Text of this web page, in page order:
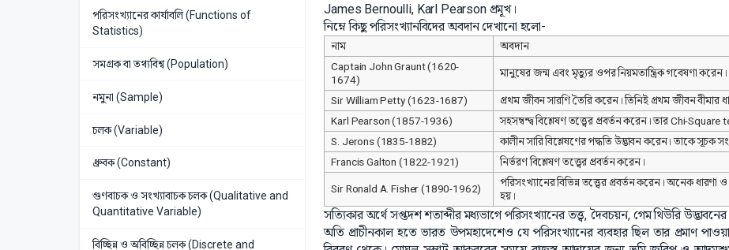
পরিসংখ্যানের কার্যাবলি (Functions of
Statistics)
সমগ্রক বা তথ্যবিশ্ব (Population)
নমুনা (Sample)
চলক (Variable)
ধ্রুবক (Constant)
গুণবাচক ও সংখ্যাবাচক চলক (Qualitative and
Quantitative Variable)
বিচ্ছিন্ন ও অবিচ্ছিন্ন চলক (Discrete and
James Bernoulli, Karl Pearson প্রমূখ।
নিম্নে কিছু পরিসংখ্যানবিদের অবদান দেখানো হলো-
নাম
অবদান
Captain John Graunt (1620-
1674)
মানুষের জন্ম এবং মৃত্যুর ওপর নিয়মতান্ত্রিক গবেষণা
Sir William Petty (1623-1687)
প্রথম জীবন সারণি তৈরি করেন। তিনিই প্রথম জীবন বীমার
Karl Pearson (1857-1936)
সহসম্বন্দ্ব বিশ্লেষণ তত্ত্বের প্রবর্তন করেন। তার Chi-
S. Jerons (1835-1882)
কালীন সারি বিশ্লেষণের পদ্ধতি উদ্ভাবন করেন। তাকে সূচক
Francis Galton (1822-1921)
নির্ভরণ বিশ্লেষণ তত্ত্বের প্রবর্তন করেন।
Sir Ronald A. Fisher (1890-1962)
পরিসংখ্যানের বিভিন্ন তত্ত্বের প্রবর্তন করেন। অনেক
হয়।
সত্যিকার অর্থে সপ্তদশ শতাব্দীর মধ্যভাগে পরিসংখ্যানের তত্ত্ব, দৈবচয়ন, গেম থিউরি
অতি প্রাচীনকাল হতে ভারত উপমহাদেশেও যে পরিসংখ্যানের ব্যবহার ছিল তার প্রমাণ